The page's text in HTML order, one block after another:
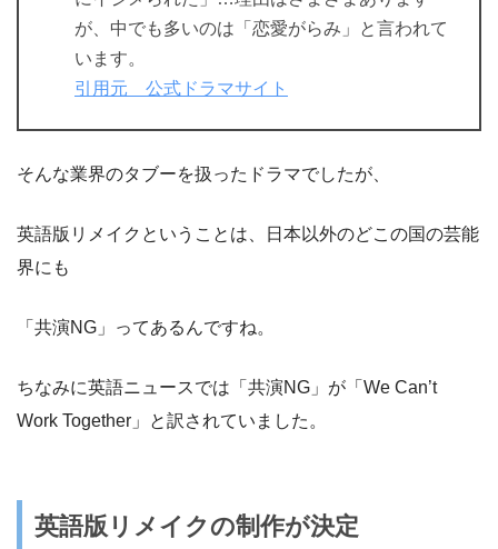
が、中でも多いのは「恋愛がらみ」と言われて
います。
引用元 公式ドラマサイト
そんな業界のタブーを扱ったドラマでしたが、
英語版リメイクということは、日本以外のどこの国の芸能
界にも
「共演NG」ってあるんですね。
ちなみに英語ニュースでは「共演NG」が「We Can’t
Work Together」と訳されていました。
英語版リメイクの制作が決定